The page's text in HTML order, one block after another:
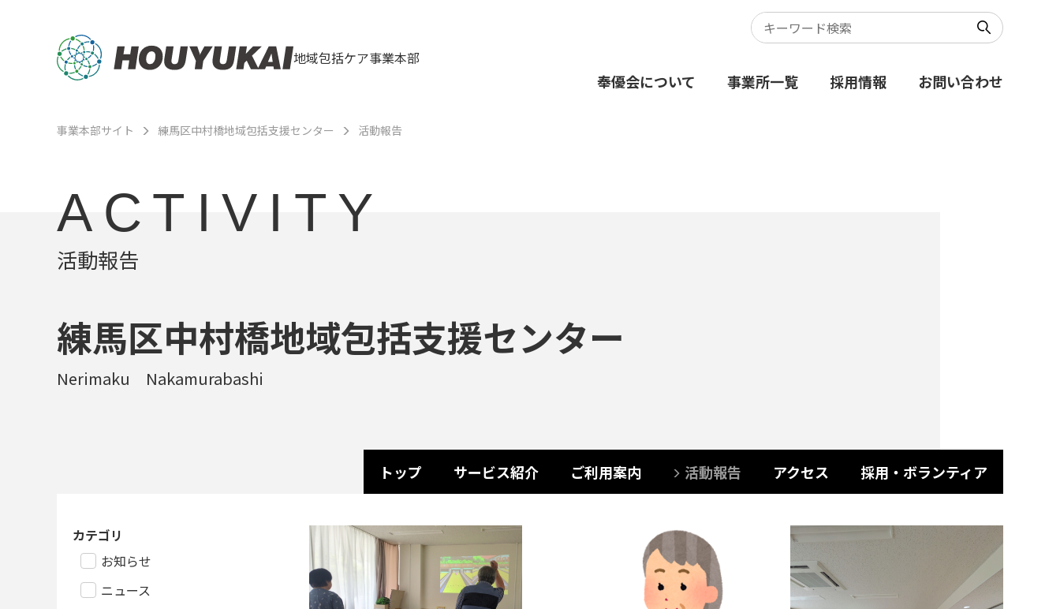
地域包括ケア事業本部
奉優会について 事業所一覧 採用情報 お問い合わせ
事業本部サイト 練馬区中村橋地域包括支援センター 活動報告
ACTIVITY
活動報告
練馬区中村橋地域包括支援センター
Nerimaku Nakamurabashi
トップ サービス紹介 ご利用案内 活動報告 アクセス 採用・ボランティア
カテゴリ
お知らせ
ニュース